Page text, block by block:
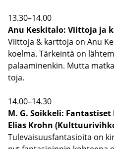
13.30–14.00
Anu Kes­ki­ta­lo: Viit­to­ja ja
Viit­to­ja & kart­to­ja on Anu
koel­ma. Tär­kein­tä on
pa­laa­mi­nen­kin. Mutta
to­ja.
14.00–14.30
M. G. Soik­ke­li:
Elias Krohn
Tu­le­vai­suus­fan­t­asioi­ta on